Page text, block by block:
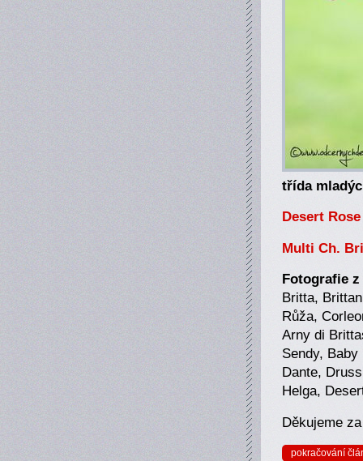
třída
Desert
Multi Ch.
Fotografie
Britta,
Růža,
Arny di
Sendy,
Dante,
Helga,
Děkujeme
pokračování